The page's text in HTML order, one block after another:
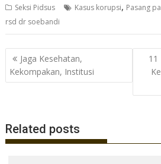
e
b
o
o
itt
er
at
s
A
p
e
gr
a
Seksi Pidsus Kasus korupsi, Pasang
rsd dr soebandi
Navigasi
pos
Jaga Kesehatan,
Kekompakan, Institusi
11
Related posts